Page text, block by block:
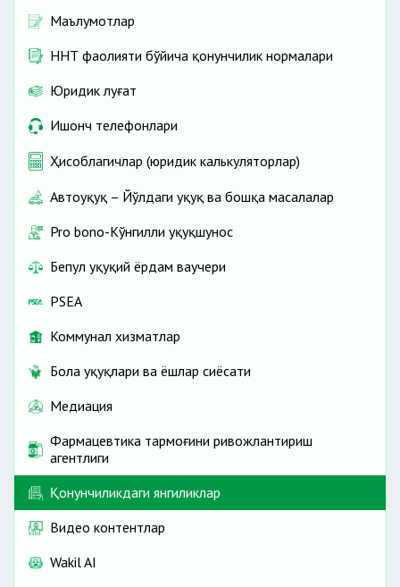
Маълумотлар
ННТ фаолияти бўйича қонунчилик нормалари
Юридик луғат
Ишонч телефонлари
Ҳисоблагичлар (юридик калькуляторлар)
Автоҳуқуқ – Йўлдаги ҳуқуқ ва бошқа масалалар
Pro bono-Кўнгилли ҳуқуқшунос
Бепул ҳуқуқий ёрдам ваучери
PSEA
Коммунал хизматлар
Бола ҳуқуқлари ва ёшлар сиёсати
Медиация
Фармацевтика тармоғини ривожлантириш
агентлиги
Қонунчиликдаги янгиликлар
Видео контентлар
Wakil AI